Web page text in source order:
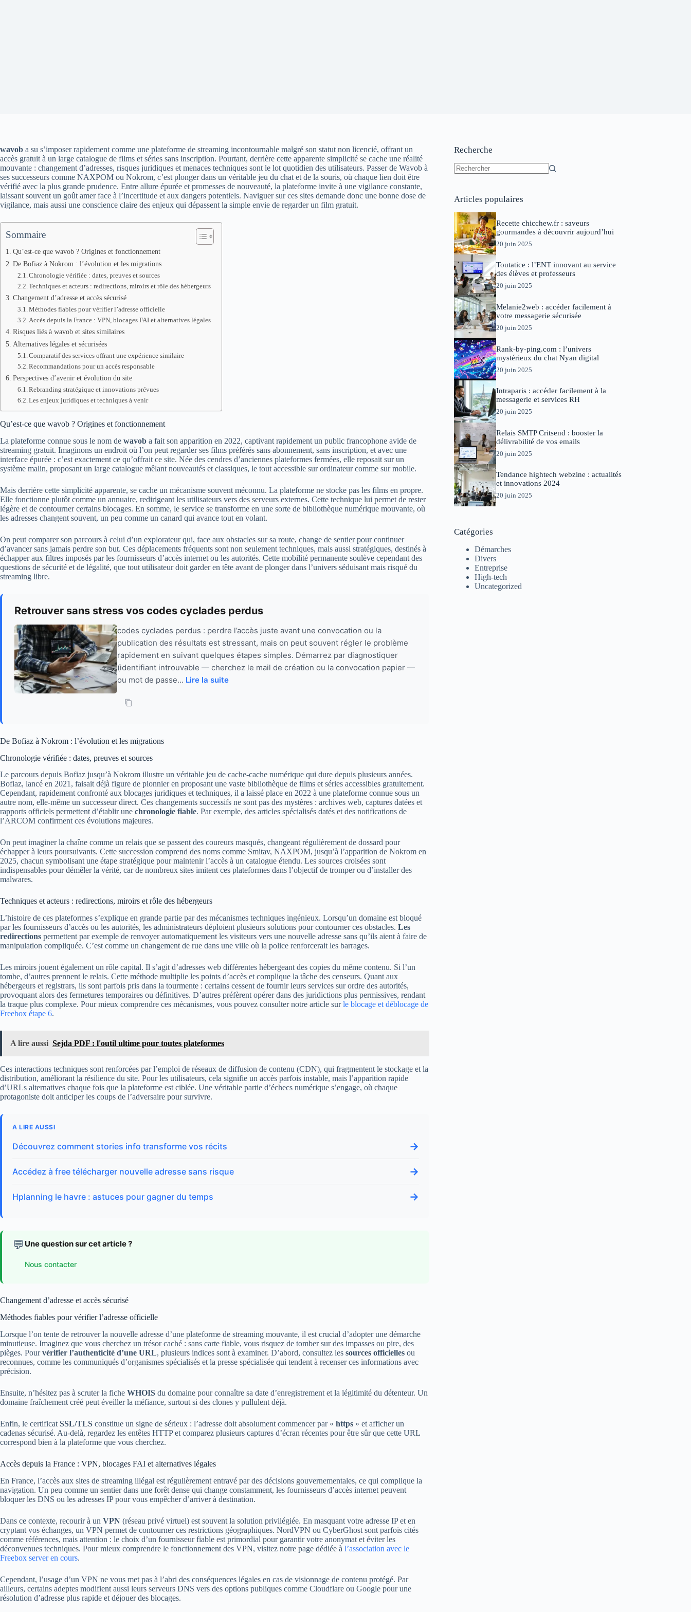
wavob a su s’imposer rapidement comme une plateforme de streaming incontournable malgré son statut non licencié, offrant un
accès gratuit à un large catalogue de films et séries sans inscription. Pourtant, derrière cette apparente simplicité se cache une réalité
mouvante : changement d’adresses, risques juridiques et menaces techniques sont le lot quotidien des utilisateurs. Passer de Wavob à
ses successeurs comme NAXPOM ou Nokrom, c’est plonger dans un véritable jeu du chat et de la souris, où chaque lien doit être
vérifié avec la plus grande prudence. Entre allure épurée et promesses de nouveauté, la plateforme invite à une vigilance constante,
laissant souvent un goût amer face à l’incertitude et aux dangers potentiels. Naviguer sur ces sites demande donc une bonne dose de
vigilance, mais aussi une conscience claire des enjeux qui dépassent la simple envie de regarder un film gratuit.
Sommaire
Qu’est-ce que wavob ? Origines et fonctionnement
De Bofiaz à Nokrom : l’évolution et les migrations
Chronologie vérifiée : dates, preuves et sources
Techniques et acteurs : redirections, miroirs et rôle des hébergeurs
Changement d’adresse et accès sécurisé
Méthodes fiables pour vérifier l’adresse officielle
Accès depuis la France : VPN, blocages FAI et alternatives légales
Risques liés à wavob et sites similaires
Alternatives légales et sécurisées
Comparatif des services offrant une expérience similaire
Recommandations pour un accès responsable
Perspectives d’avenir et évolution du site
Rebranding stratégique et innovations prévues
Les enjeux juridiques et techniques à venir
Qu’est-ce que wavob ? Origines et fonctionnement
La plateforme connue sous le nom de wavob a fait son apparition en 2022, captivant rapidement un public francophone avide de
streaming gratuit. Imaginons un endroit où l’on peut regarder ses films préférés sans abonnement, sans inscription, et avec une
interface épurée : c’est exactement ce qu’offrait ce site. Née des cendres d’anciennes plateformes fermées, elle reposait sur un
système malin, proposant un large catalogue mêlant nouveautés et classiques, le tout accessible sur ordinateur comme sur mobile.
Mais derrière cette simplicité apparente, se cache un mécanisme souvent méconnu. La plateforme ne stocke pas les films en propre.
Elle fonctionne plutôt comme un annuaire, redirigeant les utilisateurs vers des serveurs externes. Cette technique lui permet de rester
légère et de contourner certains blocages. En somme, le service se transforme en une sorte de bibliothèque numérique mouvante, où
les adresses changent souvent, un peu comme un canard qui avance tout en volant.
On peut comparer son parcours à celui d’un explorateur qui, face aux obstacles sur sa route, change de sentier pour continuer
d’avancer sans jamais perdre son but. Ces déplacements fréquents sont non seulement techniques, mais aussi stratégiques, destinés à
échapper aux filtres imposés par les fournisseurs d’accès internet ou les autorités. Cette mobilité permanente soulève cependant des
questions de sécurité et de légalité, que tout utilisateur doit garder en tête avant de plonger dans l’univers séduisant mais risqué du
streaming libre.
Retrouver sans stress vos codes cyclades perdus
codes cyclades perdus : perdre l’accès juste avant une convocation ou la
publication des résultats est stressant, mais on peut souvent régler le problème
rapidement en suivant quelques étapes simples. Démarrez par diagnostiquer
(identifiant introuvable — cherchez le mail de création ou la convocation papier —
ou mot de passe... Lire la suite
De Bofiaz à Nokrom : l’évolution et les migrations
Chronologie vérifiée : dates, preuves et sources
Le parcours depuis Bofiaz jusqu’à Nokrom illustre un véritable jeu de cache-cache numérique qui dure depuis plusieurs années.
Bofiaz, lancé en 2021, faisait déjà figure de pionnier en proposant une vaste bibliothèque de films et séries accessibles gratuitement.
Cependant, rapidement confronté aux blocages juridiques et techniques, il a laissé place en 2022 à une plateforme connue sous un
autre nom, elle-même un successeur direct. Ces changements successifs ne sont pas des mystères : archives web, captures datées et
rapports officiels permettent d’établir une chronologie fiable. Par exemple, des articles spécialisés datés et des notifications de
l’ARCOM confirment ces évolutions majeures.
On peut imaginer la chaîne comme un relais que se passent des coureurs masqués, changeant régulièrement de dossard pour
échapper à leurs poursuivants. Cette succession comprend des noms comme Smitav, NAXPOM, jusqu’à l’apparition de Nokrom en
2025, chacun symbolisant une étape stratégique pour maintenir l’accès à un catalogue étendu. Les sources croisées sont
indispensables pour démêler la vérité, car de nombreux sites imitent ces plateformes dans l’objectif de tromper ou d’installer des
malwares.
Techniques et acteurs : redirections, miroirs et rôle des hébergeurs
L’histoire de ces plateformes s’explique en grande partie par des mécanismes techniques ingénieux. Lorsqu’un domaine est bloqué
par les fournisseurs d’accès ou les autorités, les administrateurs déploient plusieurs solutions pour contourner ces obstacles. Les
redirections permettent par exemple de renvoyer automatiquement les visiteurs vers une nouvelle adresse sans qu’ils aient à faire de
manipulation compliquée. C’est comme un changement de rue dans une ville où la police renforcerait les barrages.
Les miroirs jouent également un rôle capital. Il s’agit d’adresses web différentes hébergeant des copies du même contenu. Si l’un
tombe, d’autres prennent le relais. Cette méthode multiplie les points d’accès et complique la tâche des censeurs. Quant aux
hébergeurs et registrars, ils sont parfois pris dans la tourmente : certains cessent de fournir leurs services sur ordre des autorités,
provoquant alors des fermetures temporaires ou définitives. D’autres préfèrent opérer dans des juridictions plus permissives, rendant
la traque plus complexe. Pour mieux comprendre ces mécanismes, vous pouvez consulter notre article surle blocage et déblocage de
Freebox étape 6.
A lire aussi Sejda PDF : l'outil ultime pour toutes plateformes
Ces interactions techniques sont renforcées par l’emploi de réseaux de diffusion de contenu (CDN), qui fragmentent le stockage et la
distribution, améliorant la résilience du site. Pour les utilisateurs, cela signifie un accès parfois instable, mais l’apparition rapide
d’URLs alternatives chaque fois que la plateforme est ciblée. Une véritable partie d’échecs numérique s’engage, où chaque
protagoniste doit anticiper les coups de l’adversaire pour survivre.
A LIRE AUSSI
Découvrez comment stories info transforme vos récits →
Accédez à free télécharger nouvelle adresse sans risque →
Hplanning le havre : astuces pour gagner du temps →
💬 Une question sur cet article ?
Nous contacter
Changement d’adresse et accès sécurisé
Méthodes fiables pour vérifier l’adresse officielle
Lorsque l’on tente de retrouver la nouvelle adresse d’une plateforme de streaming mouvante, il est crucial d’adopter une démarche
minutieuse. Imaginez que vous cherchez un trésor caché : sans carte fiable, vous risquez de tomber sur des impasses ou pire, des
pièges. Pourvérifier l’authenticité d’une URL, plusieurs indices sont à examiner. D’abord, consultez les sources officielles ou
reconnues, comme les communiqués d’organismes spécialisés et la presse spécialisée qui tendent à recenser ces informations avec
précision.
Ensuite, n’hésitez pas à scruter la fiche WHOIS du domaine pour connaître sa date d’enregistrement et la légitimité du détenteur. Un
domaine fraîchement créé peut éveiller la méfiance, surtout si des clones y pullulent déjà.
Enfin, le certificat SSL/TLS constitue un signe de sérieux : l’adresse doit absolument commencer par « https » et afficher un
cadenas sécurisé. Au-delà, regardez les entêtes HTTP et comparez plusieurs captures d’écran récentes pour être sûr que cette URL
correspond bien à la plateforme que vous cherchez.
Accès depuis la France : VPN, blocages FAI et alternatives légales
En France, l’accès aux sites de streaming illégal est régulièrement entravé par des décisions gouvernementales, ce qui complique la
navigation. Un peu comme un sentier dans une forêt dense qui change constamment, les fournisseurs d’accès internet peuvent
bloquer les DNS ou les adresses IP pour vous empêcher d’arriver à destination.
Dans ce contexte, recourir à un VPN (réseau privé virtuel) est souvent la solution privilégiée. En masquant votre adresse IP et en
cryptant vos échanges, un VPN permet de contourner ces restrictions géographiques. NordVPN ou CyberGhost sont parfois cités
comme références, mais attention : le choix d’un fournisseur fiable est primordial pour garantir votre anonymat et éviter les
déconvenues techniques. Pour mieux comprendre le fonctionnement des VPN, visitez notre page dédiée à l’association avec le
Freebox server en cours.
Cependant, l’usage d’un VPN ne vous met pas à l’abri des conséquences légales en cas de visionnage de contenu protégé. Par
ailleurs, certains adeptes modifient aussi leurs serveurs DNS vers des options publiques comme Cloudflare ou Google pour une
résolution d’adresse plus rapide et déjouer des blocages.
Recherche
Articles populaires
Recette chicchew.fr : saveurs
gourmandes à découvrir aujourd’hui
20 juin 2025
Toutatice : l’ENT innovant au service
des élèves et professeurs
20 juin 2025
Melanie2web : accéder facilement à
votre messagerie sécurisée
20 juin 2025
Rank-by-ping.com : l’univers
mystérieux du chat Nyan digital
20 juin 2025
Intraparis : accéder facilement à la
messagerie et services RH
20 juin 2025
Relais SMTP Critsend : booster la
délivrabilité de vos emails
20 juin 2025
Tendance hightech webzine : actualités
et innovations 2024
20 juin 2025
Catégories
Démarches
Divers
Entreprise
High-tech
Uncategorized